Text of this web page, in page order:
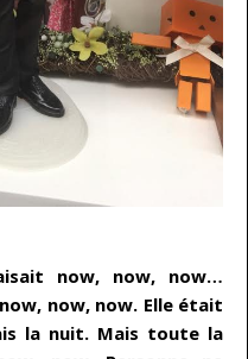
now, now, now…
now, now. Elle était
la nuit. Mais toute la